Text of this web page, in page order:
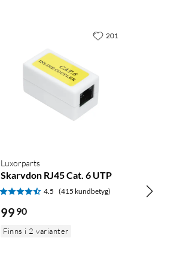
Luxorparts
Skarvdon RJ45 Cat. 6 UTP
4.5 (415 kundbetyg)
99 90
Finns i 2 varianter
201